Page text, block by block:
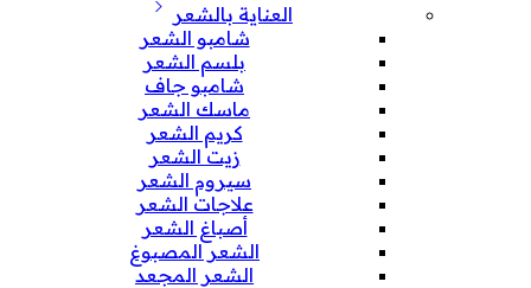
العناية بالشعر
شامبو الشعر
بلسم الشعر
شامبو جاف
ماسك الشعر
كريم الشعر
زيت الشعر
سيروم الشعر
علاجات الشعر
أصباغ الشعر
الشعر المصبوغ
الشعر المجعد